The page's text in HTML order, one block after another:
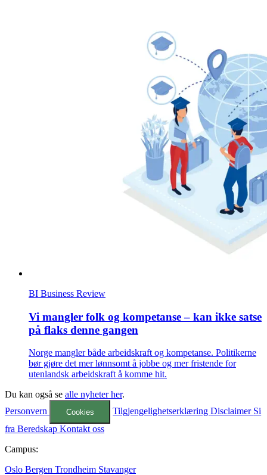
BI Business Review
Vi mangler folk og kompetanse – kan ikke satse
på flaks denne gangen
Norge mangler både arbeidskraft og kompetanse. Politikerne
bør gjøre det mer lønnsomt å jobbe og mer fristende for
utenlandsk arbeidskraft å komme hit.
Du kan også se alle nyheter her.
Personvern
Cookies TilgjengelighetserklæringDisclaimer Si
fra Beredskap Kontakt oss
Campus:
Oslo Bergen Trondheim Stavanger